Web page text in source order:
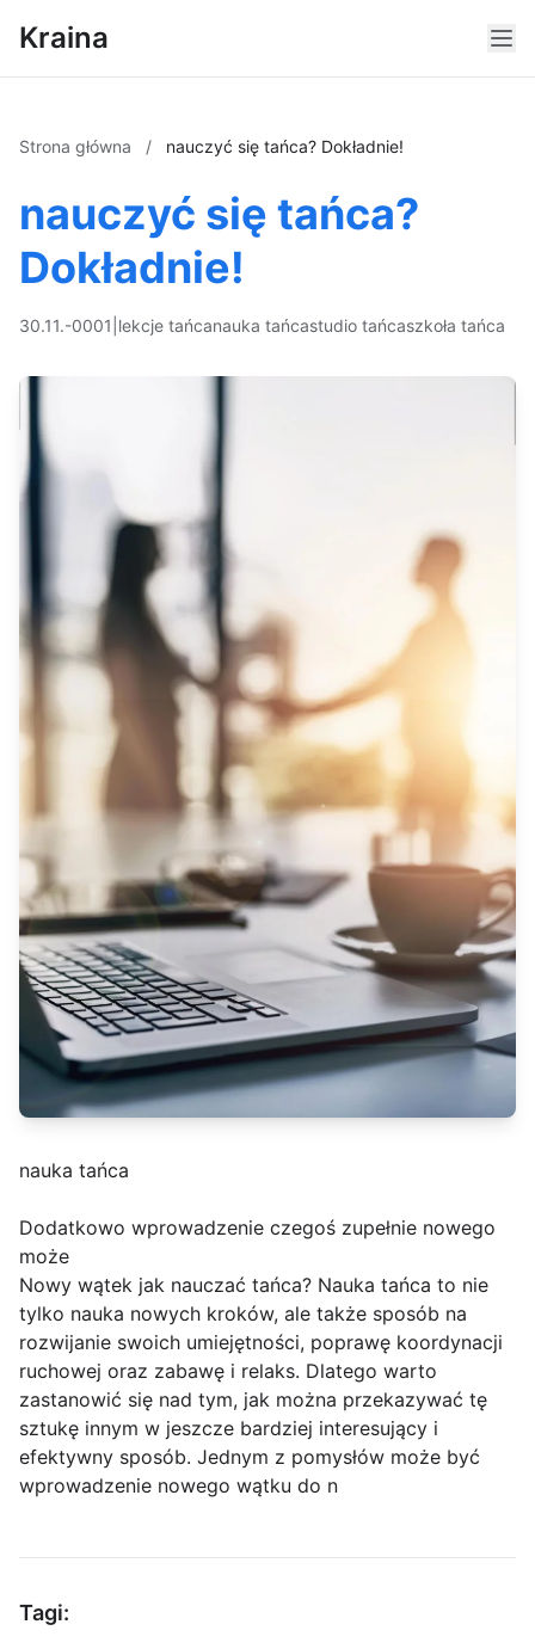
Kraina
Strona główna / nauczyć się tańca? Dokładnie!
nauczyć się tańca?
Dokładnie!
30.11.-0001 lekcje tańcanauka tańcastudio tańcaszkoła tańca
nauka tańca
Dodatkowo wprowadzenie czegoś zupełnie nowego
może
Nowy wątek jak nauczać tańca? Nauka tańca to nie
tylko nauka nowych kroków, ale także sposób na
rozwijanie swoich umiejętności, poprawę koordynacji
ruchowej oraz zabawę i relaks. Dlatego warto
zastanowić się nad tym, jak można przekazywać tę
sztukę innym w jeszcze bardziej interesujący i
efektywny sposób. Jednym z pomysłów może być
wprowadzenie nowego wątku do n
Tagi: